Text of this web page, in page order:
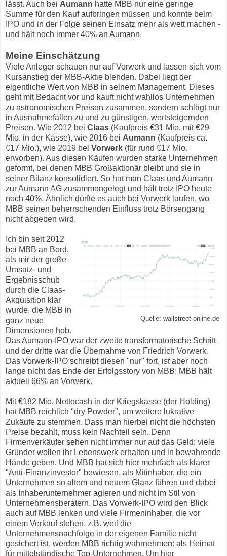
lässt. Auch bei Aumann hatte MBB nur eine geringe
Summe für den Kauf aufbringen müssen und konnte beim
IPO und in der Folge seinen Einsatz mehr als wett machen -
und hält noch immer 40% an Aumann.
Meine Einschätzung
Viele Anleger schauen nur auf Vorwerk und lassen sich vom
Kursanstieg der MBB-Aktie blenden. Dabei liegt der
eigentliche Wert von MBB in seinem Management. Dieses
geht mit Bedacht vor und kauft nicht wahllos Unternehmen
zu astronomischen Preisen zusammen, sondern schlägt nur
in Ausnahmefällen zu und zu günstigen, wertsteigernden
Preisen. Wie 2012 bei Claas (Kaufpreis €31 Mio. mit €29
Mio. in der Kasse), wie 2016 bei Aumann (Kaufpreis ca.
€17 Mio.), wie 2019 bei Vorwerk (für rund €17 Mio.
erworben). Aus diesen Käufen wurden starke Unternehmen
geformt, bei denen MBB Großaktionär bleibt und sie in
seiner Bilanz konsolidiert. So hat man Claas und Aumann
zur Aumann AG zusammengelegt und hält trotz IPO heute
noch 40%. Ähnlich dürfte es auch bei Vorwerk laufen, wo
MBB seinen beherrschenden Einfluss trotz Börsengang
nicht abgeben wird.
Quelle: wallstreet-online.de
Ich bin seit 2012
bei MBB an Bord,
als mir der große
Umsatz- und
Ergebnisschub
durch die Claas-
Akquisition klar
wurde, die MBB in
ganz neue
Dimensionen hob.
Das Aumann-IPO war der zweite transformatorische Schritt
und der dritte war die Übernahme von Friedrich Vorwerk.
Das Vorwerk-IPO schreibt diesen "nur" fort, ist aber noch
lange nicht das Ende der Erfolgsstory von MBB; MBB hält
aktuell 66% an Vorwerk.
Mit €182 Mio. Nettocash in der Kriegskasse (der Holding)
hat MBB reichlich "dry Powder", um weitere lukrative
Zukäufe zu stemmen. Dass man hierbei nicht die höchsten
Preise bezahlt, muss kein Nachteil sein. Denn
Firmenverkäufer sehen nicht immer nur auf das Geld; viele
Gründer wollen ihr Lebenswerk erhalten und in bewahrende
Hände geben. Und MBB hat sich hier mehrfach als klarer
"Anti-Finanzinvestor" bewiesen, als Mitinhaber, die ein
Unternehmen so altem und neuem Glanz führen und dabei
als Inhaberunternehmer agieren und nicht im Stil von
Unternehmensberatern. Das Vorwerk-IPO wird den Blick
auch auf MBB lenken und viele Firmeninhaber, die vor
einem Verkauf stehen, z.B. weil die
Unternehmensnachfolge in der eigenen Familie nicht
gesichert ist, werden MBB richtig wahrnehmen: als Heimat
für mittelständische Top-Unternehmen. Um hier